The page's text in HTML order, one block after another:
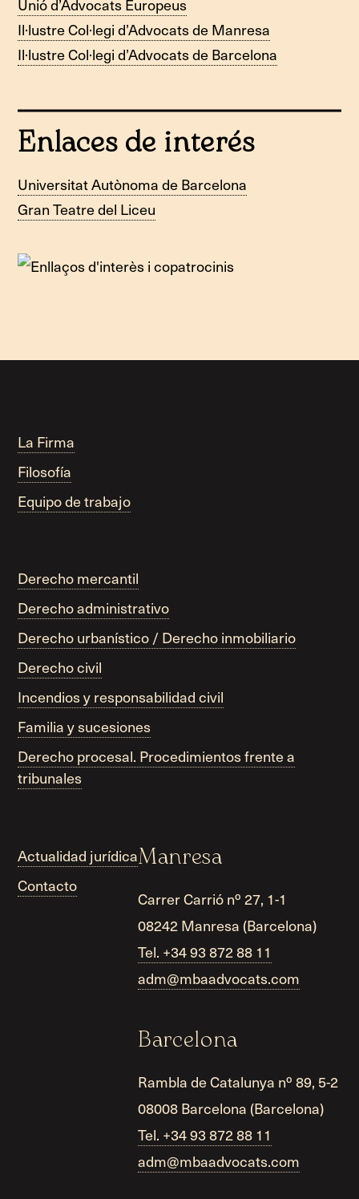
Il·lustre Col·legi d’Advocats de Manresa
Il·lustre Col·legi d’Advocats de Barcelona
Enlaces de interés
Universitat Autònoma de Barcelona
Gran Teatre del Liceu
La Firma
Filosofía
Equipo de trabajo
Derecho mercantil
Derecho administrativo
Derecho urbanístico / Derecho inmobiliario
Derecho civil
Incendios y responsabilidad civil
Familia y sucesiones
Derecho procesal. Procedimientos frente a
tribunales
Actualidad jurídica
Contacto
Manresa
Carrer Carrió nº 27, 1-1
08242 Manresa (Barcelona)
Tel. +34 93 872 88 11
adm@mbaadvocats.com
Barcelona
Rambla de Catalunya nº 89, 5-2
08008 Barcelona (Barcelona)
Tel. +34 93 872 88 11
adm@mbaadvocats.com